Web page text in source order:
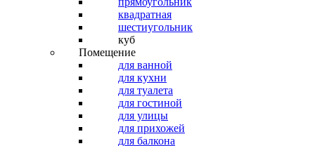
квадратная
шестиугольник
куб
Помещение
для ванной
для кухни
для туалета
для гостиной
для улицы
для прихожей
для балкона